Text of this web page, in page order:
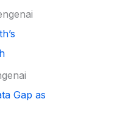
Gap as